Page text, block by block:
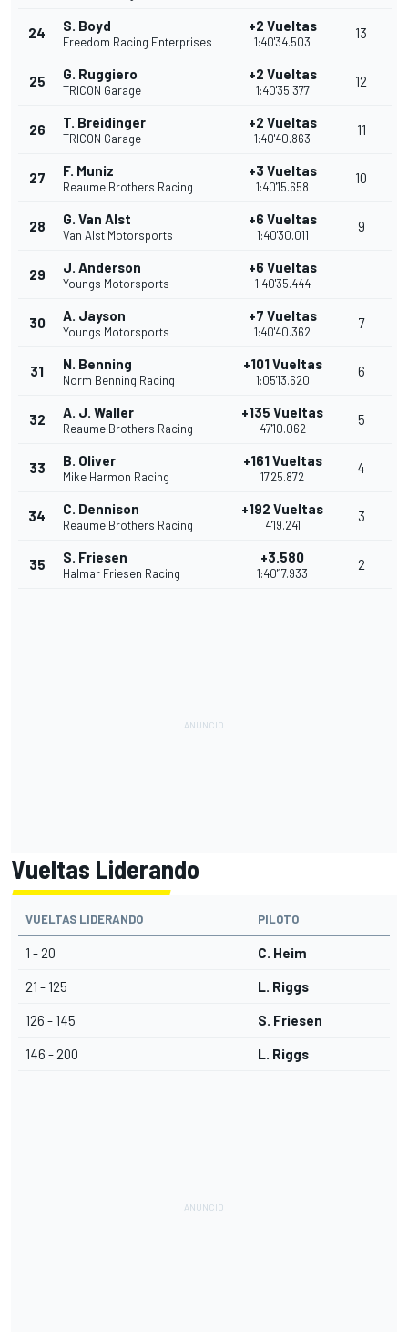
24 S. Boyd
Freedom Racing Enterprises
+2 Vueltas
1:40'34.503
13
25 G. Ruggiero
TRICON Garage
+2 Vueltas
1:40'35.377
12
26 T. Breidinger
TRICON Garage
+2 Vueltas
1:40'40.863
11
27 F. Muniz
Reaume Brothers Racing
+3 Vueltas
1:40'15.658
10
28 G. Van Alst
Van Alst Motorsports
+6 Vueltas
1:40'30.011
9
29 J. Anderson
Youngs Motorsports
+6 Vueltas
1:40'35.444
30 A. Jayson
Youngs Motorsports
+7 Vueltas
1:40'40.362
7
31 N. Benning
Norm Benning Racing
+101 Vueltas
1:05'13.620
6
32 A. J. Waller
Reaume Brothers Racing
+135 Vueltas
47'10.062
5
33 B. Oliver
Mike Harmon Racing
+161 Vueltas
17'25.872
4
34 C. Dennison
Reaume Brothers Racing
+192 Vueltas
4'19.241
3
35 S. Friesen
Halmar Friesen Racing
+3.580
1:40'17.933
2
Vueltas Liderando
VUELTAS LIDERANDO PILOTO
1 - 20 C. Heim
21 - 125 L. Riggs
126 - 145 S. Friesen
146 - 200 L. Riggs